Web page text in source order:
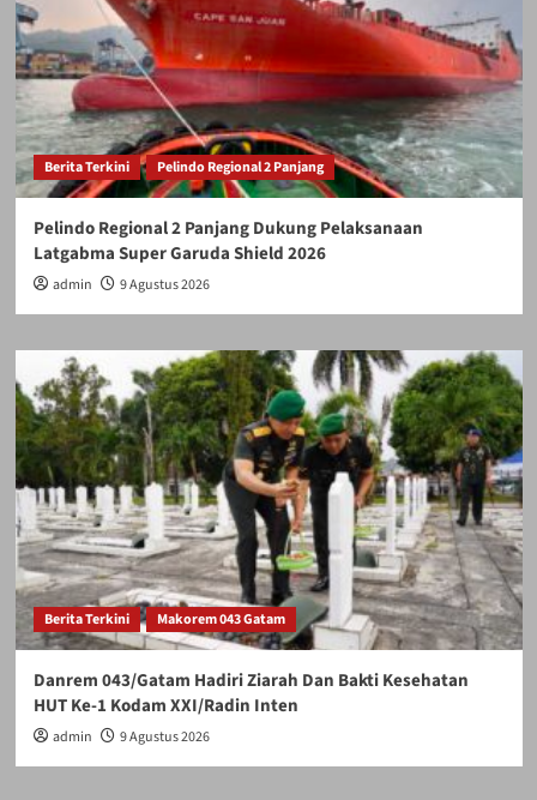
Berita Terkini Pelindo Regional 2 Panjang
Pelindo Regional 2 Panjang Dukung Pelaksanaan
Latgabma Super Garuda Shield 2026
admin 9 Agustus 2026
Berita Terkini Makorem 043 Gatam
Danrem 043/Gatam Hadiri Ziarah Dan Bakti Kesehatan
HUT Ke-1 Kodam XXI/Radin Inten
admin 9 Agustus 2026